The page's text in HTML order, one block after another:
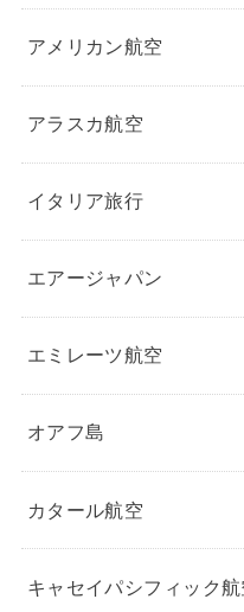
アメリカン航空
アラスカ航空
イタリア旅行
エアージャパン
エミレーツ航空
オアフ島
カタール航空
キャセイパシフィック航